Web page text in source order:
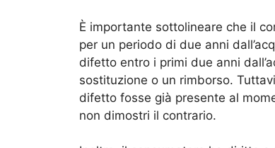
È importante sottolineare che il
per un periodo di due anni
difetto entro i primi due anni
sostituzione o un rimborso.
difetto fosse già presente al
non dimostri il contrario.